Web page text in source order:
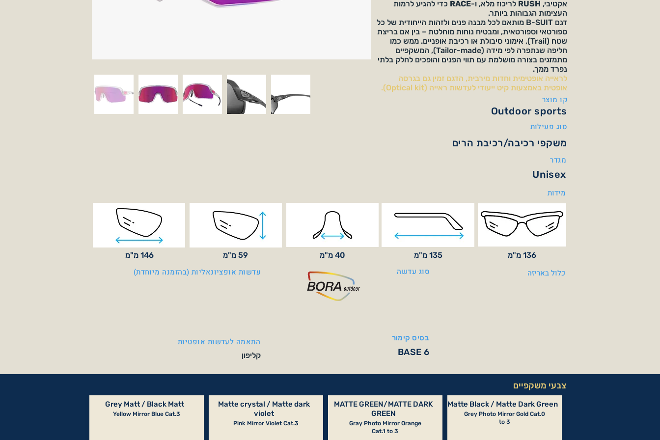
אקטיבי, RUSH לריכוז מלא, ו-RACE כדי להגיע לרמות
העצימות הגבוהות ביותר.
דגם B-SUIT מותאם לכל מבנה פנים ולזהות הייחודית של כל
ספורטאי וספורטאית, ומבטיח נוחות מוחלטת – בין אם בריצת
שטח (Trail), אימוני סיבולת או רכיבת אופניים. ממש כמו
חליפה שנתפרה לפי מידה (Tailor-made), המשקפיים
מתמזגים בצורה מושלמת עם תווי הפנים והופכים לחלק בלתי
נפרד ממך.
לראייה אופטימית וחדות מירבית, הדגם זמין גם בגרסה
אופטית באמצעות קיט ייעודי לעדשות ראייה (Optical kit).
קו מוצר
Outdoor sports
סוג פעילות
משקפי רכיבה/רכיבת הרים
מגדר
Unisex
מידות
146 מ"מ 59 מ"מ
עדשות אופציונאליות (בהזמנה מיוחדת)
התאמה לעדשות אופטיות
קליפון
40 מ"מ 135 מ"מ 136 מ"מ
סוג עדשה כלול באריזה
בסיס קימור
BASE 6
צבעי משקפיים
Grey Matt / Black Matt
Yellow Mirror Blue Cat.3
Matte crystal / Matte dark
violet
Pink Mirror Violet Cat.3
MATTE GREEN/MATTE DARK
GREEN
Gray Photo Mirror Orange
Cat.1 to 3
Matte Black / Matte Dark Green
Grey Photo Mirror Gold Cat.0
to 3